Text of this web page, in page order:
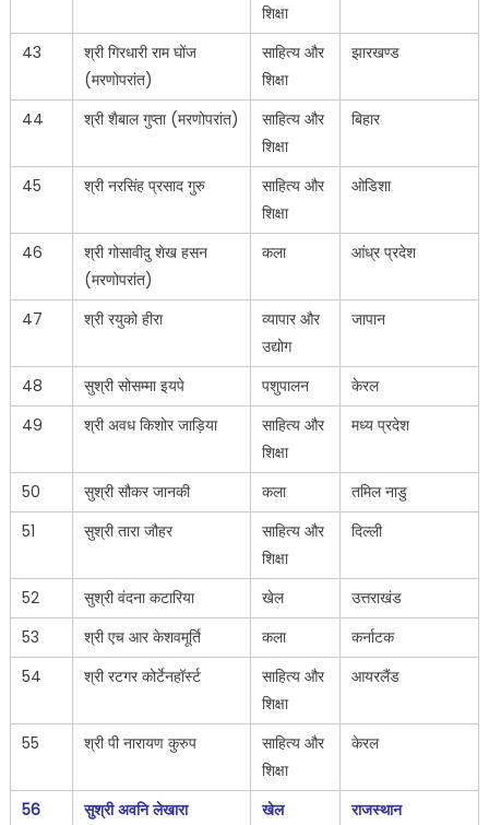
शिक्षा
43
श्री गिरधारी राम घोंज
(मरणोपरांत)
साहित्य और
शिक्षा
झारखण्ड
44 श्री शैबाल गुप्ता (मरणोपरांत)
साहित्य और
शिक्षा
बिहार
45 श्री नरसिंह प्रसाद गुरु
साहित्य और
शिक्षा
ओडिशा
46
श्री गोसावीदु शेख हसन
(मरणोपरांत)
कला आंध्र प्रदेश
47 श्री रयुको हीरा
व्यापार और
उद्योग
जापान
48 सुश्री सोसम्मा इयपे पशुपालन
केरल
49
श्री अवध किशोर जाड़िया
साहित्य और
शिक्षा
मध्य प्रदेश
50 सुश्री सौकर जानकी कला
तमिल नाडु
51
सुश्री तारा जौहर
साहित्य और
शिक्षा
दिल्ली
52 सुश्री वंदना कटारिया खेल
उत्तराखंड
53
श्री एच आर केशवमूर्ति कला
कर्नाटक
54
श्री रटगर कोर्टेनहॉर्स्ट
साहित्य और
शिक्षा
आयरलैंड
55 श्री पी नारायण कुरुप
साहित्य और
शिक्षा
केरल
56 सुश्री अवनि लेखारा खेल
राजस्थान